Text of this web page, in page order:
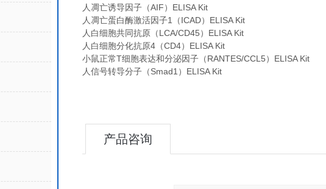
人凋亡诱导因子（AIF）ELISA Kit
人凋亡蛋白酶激活因子1（ICAD）ELISA Kit
人白细胞共同抗原（LCA/CD45）ELISA Kit
人白细胞分化抗原4（CD4）ELISA Kit
小鼠正常T细胞表达和分泌因子（RANTES/CCL5）ELISA Kit
人信号转导分子（Smad1）ELISA Kit
产品咨询